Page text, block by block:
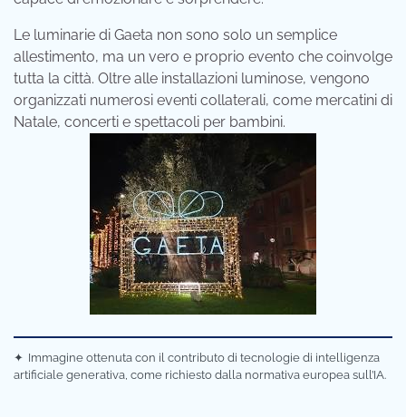
Le luminarie di Gaeta non sono solo un semplice
allestimento, ma un vero e proprio evento che coinvolge
tutta la città. Oltre alle installazioni luminose, vengono
organizzati numerosi eventi collaterali, come mercatini di
Natale, concerti e spettacoli per bambini.
✦ Immagine ottenuta con il contributo di tecnologie di intelligenza
artificiale generativa, come richiesto dalla normativa europea sull’IA.